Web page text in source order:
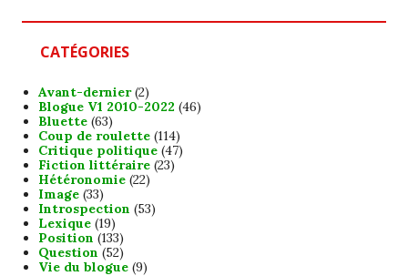
CATÉGORIES
Avant-dernier(2)
Blogue V1 2010-2022 (46)
Bluette(63)
Coup de roulette(114)
Critique politique(47)
Fiction littéraire(23)
Hétéronomie(22)
Image(33)
Introspection (53)
Lexique(19)
Position (133)
Question (52)
Vie du blogue(9)